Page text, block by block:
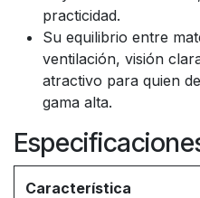
practicidad.
Su equilibrio entre
ventilación, visión
atractivo para quien
gama alta.
Característica